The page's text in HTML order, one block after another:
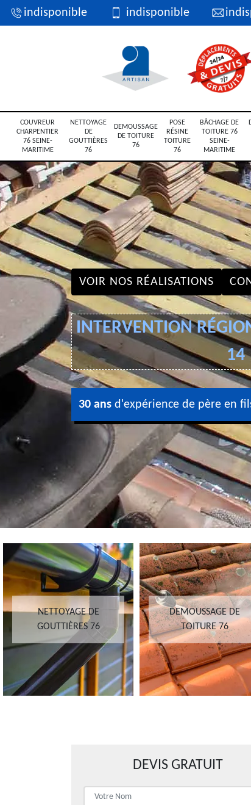
indisponible indisponible
COUVREUR
CHARPENTIER
76 SEINE-
MARITIME
NETTOYAGE
DE
GOUTTIÈRES
76
DEMOUSSAGE
DE TOITURE
76
POSE
RÉSINE
TOITURE
76
BÂCHAGE DE
TOITURE 76
SEINE-
MARITIME
VOIR NOS RÉALISATIONS
INTERVENTION
14
30 ans d'expérience de père en
NETTOYAGE DE
GOUTTIÈRES 76
DEMOUSSAGE DE
TOITURE 76
DEVIS GRATUIT